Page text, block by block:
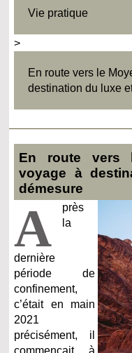
Vie pratique
>
En route vers le
destination du luxe
En route vers
voyage à
démesure
A
près
la
dernière
période de
confinement,
c’était en main
2021
précisément, il
commençait à